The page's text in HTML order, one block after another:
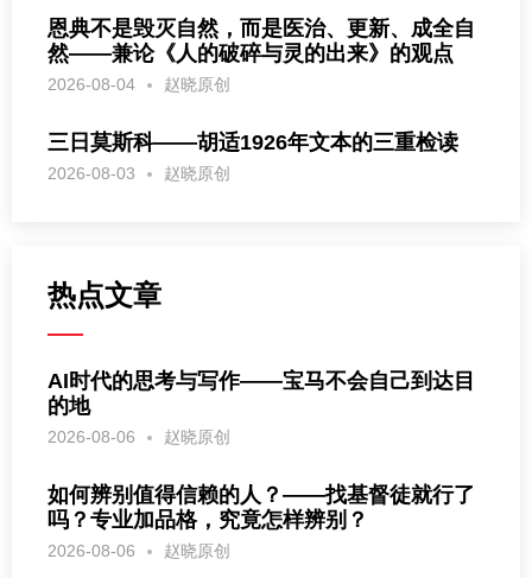
恩典不是毁灭自然，而是医治、更新、成全自
然——兼论《人的破碎与灵的出来》的观点
2026-08-04 赵晓原创
三日莫斯科——胡适1926年文本的三重检读
2026-08-03 赵晓原创
热点文章
AI时代的思考与写作——宝马不会自己到达目
的地
2026-08-06 赵晓原创
如何辨别值得信赖的人？——找基督徒就行了
吗？专业加品格，究竟怎样辨别？
2026-08-06 赵晓原创